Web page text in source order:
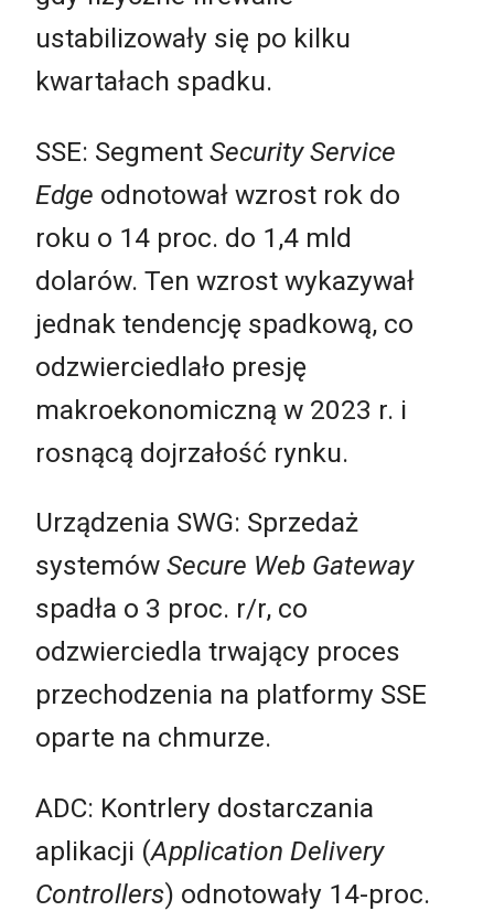
ustabilizowały się po kilku
kwartałach spadku.
SSE: Segment Security Service
Edge odnotował wzrost rok do
roku o 14 proc. do 1,4 mld
dolarów. Ten wzrost wykazywał
jednak tendencję spadkową, co
odzwierciedlało presję
makroekonomiczną w 2023 r. i
rosnącą dojrzałość rynku.
Urządzenia SWG: Sprzedaż
systemów Secure Web Gateway
spadła o 3 proc. r/r, co
odzwierciedla trwający proces
przechodzenia na platformy SSE
oparte na chmurze.
ADC: Kontrlery dostarczania
aplikacji (Application Delivery
Controllers) odnotowały 14-proc.